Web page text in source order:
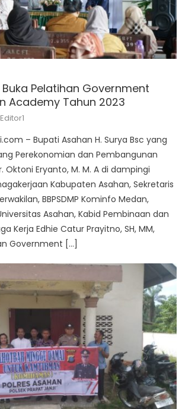
Pelatihan Government
Academy Tahun 2023
Author
Editor1
– Bupati Asahan H. Surya Bsc yang
Perekonomian dan Pembangunan
Oktoni Eryanto, M. M. A di dampingi
Kabupaten Asahan, Sekretaris
BBPSDMP Kominfo Medan,
Asahan, Kabid Pembinaan dan
Kerja Edhie Catur Prayitno, SH, MM,
Government […]